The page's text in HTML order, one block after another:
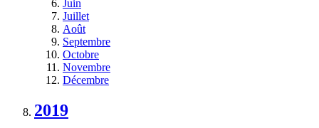
Juin
Juillet
Août
Septembre
Octobre
Novembre
Décembre
2019